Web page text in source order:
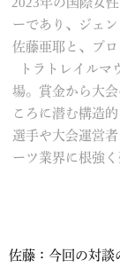
ーであり、ジェ
佐藤亜耶と、プ
トラトレイル
場。賞金から大
ころに潜む構造
選手や大会運営
ーツ業界に根強
佐藤：今回の対談